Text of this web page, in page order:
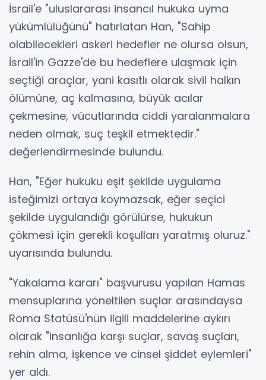
İsrail'e "uluslararası insancıl hukuka uyma
yükümlülüğünü" hatırlatan Han, "Sahip
olabilecekleri askeri hedefler ne olursa olsun,
İsrail'in Gazze'de bu hedeflere ulaşmak için
seçtiği araçlar, yani kasıtlı olarak sivil halkın
ölümüne, aç kalmasına, büyük acılar
çekmesine, vücutlarında ciddi yaralanmalara
neden olmak, suç teşkil etmektedir."
değerlendirmesinde bulundu.
Han, "Eğer hukuku eşit şekilde uygulama
isteğimizi ortaya koymazsak, eğer seçici
şekilde uygulandığı görülürse, hukukun
çökmesi için gerekli koşulları yaratmış oluruz."
uyarısında bulundu.
"Yakalama kararı" başvurusu yapılan Hamas
mensuplarına yöneltilen suçlar arasındaysa
Roma Statüsü'nün ilgili maddelerine aykırı
olarak "insanlığa karşı suçlar, savaş suçları,
rehin alma, işkence ve cinsel şiddet eylemleri"
yer aldı.